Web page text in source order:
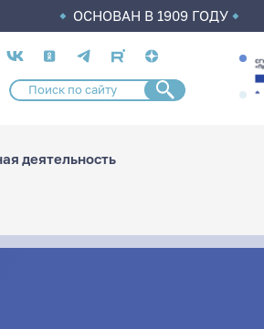
ОСНОВАН В 1909 ГОДУ
Социальные
сети
деятельность